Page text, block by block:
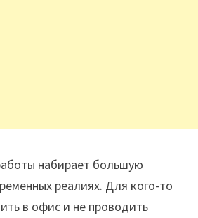
набирает большую
реалиях. Для кого-то
в офис и не проводить